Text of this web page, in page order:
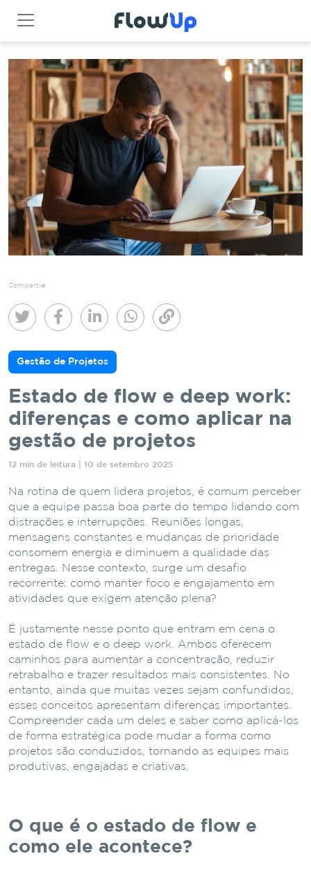
Compartile
Gestão de Projetos
Estado de flow e deep work:
diferenças e como aplicar na
gestão de projetos
12 min de leitura | 10 de setembro 2025
Na rotina de quem lidera projetos, é comum perceber
que a equipe passa boa parte do tempo lidando com
distrações e interrupções. Reuniões longas,
mensagens constantes e mudanças de prioridade
consomem energia e diminuem a qualidade das
entregas. Nesse contexto, surge um desafio
recorrente: como manter foco e engajamento em
atividades que exigem atenção plena?
É justamente nesse ponto que entram em cena o
estado de flow e o deep work. Ambos oferecem
caminhos para aumentar a concentração, reduzir
retrabalho e trazer resultados mais consistentes. No
entanto, ainda que muitas vezes sejam confundidos,
esses conceitos apresentam diferenças importantes.
Compreender cada um deles e saber como aplicá-los
de forma estratégica pode mudar a forma como
projetos são conduzidos, tornando as equipes mais
produtivas, engajadas e criativas.
O que é o estado de flow e
como ele acontece?